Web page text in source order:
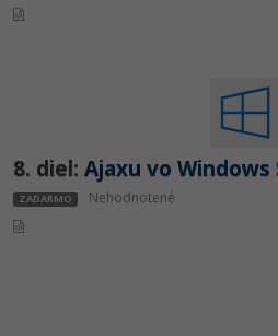
8. diel: Ajaxu vo
ZADARMO Nehodnotené